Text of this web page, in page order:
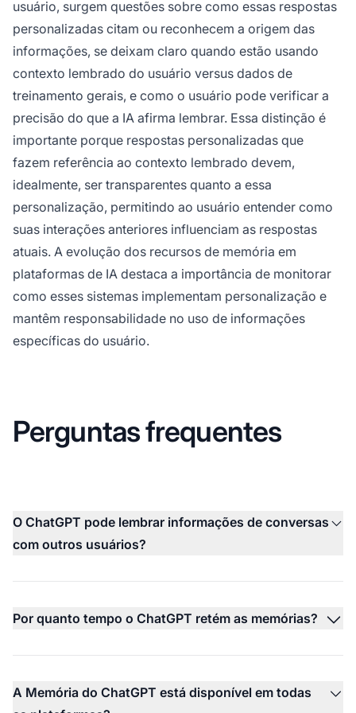
usuário, surgem questões sobre como essas respostas
personalizadas citam ou reconhecem a origem das
informações, se deixam claro quando estão usando
contexto lembrado do usuário versus dados de
treinamento gerais, e como o usuário pode verificar a
precisão do que a IA afirma lembrar. Essa distinção é
importante porque respostas personalizadas que
fazem referência ao contexto lembrado devem,
idealmente, ser transparentes quanto a essa
personalização, permitindo ao usuário entender como
suas interações anteriores influenciam as respostas
atuais. A evolução dos recursos de memória em
plataformas de IA destaca a importância de monitorar
como esses sistemas implementam personalização e
mantêm responsabilidade no uso de informações
específicas do usuário.
Perguntas frequentes
O ChatGPT pode lembrar informações de conversas
com outros usuários?
Por quanto tempo o ChatGPT retém as memórias?
A Memória do ChatGPT está disponível em todas